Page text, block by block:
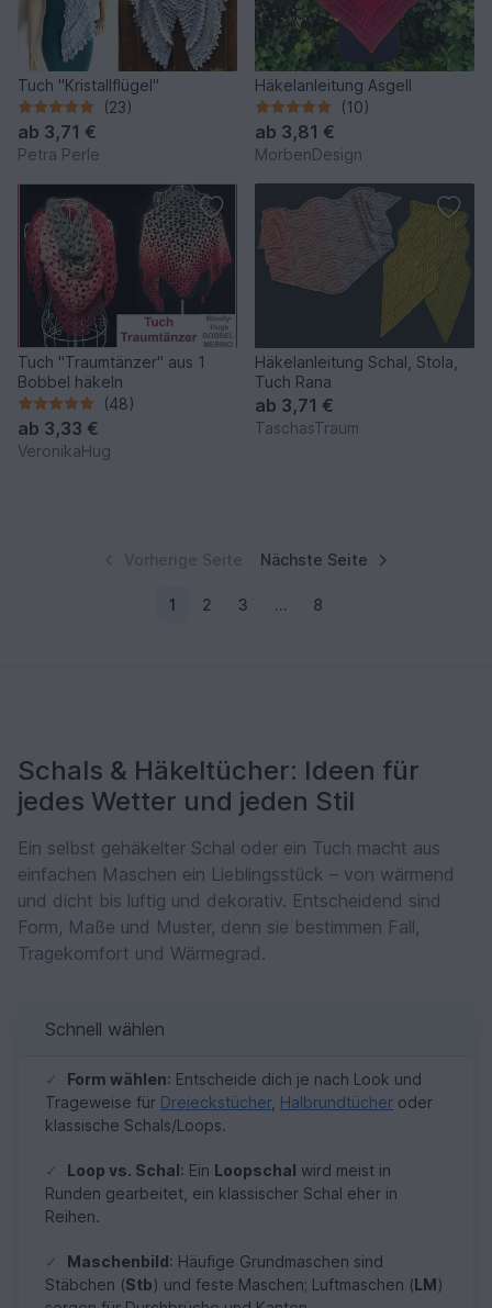
Tuch "Kristallflügel"
(23)
ab 3,71 €
Petra Perle
Häkelanleitung Asgell
(10)
ab 3,81 €
MorbenDesign
Tuch "Traumtänzer" aus 1
Bobbel häkeln
(48)
ab 3,33 €
VeronikaHug
Häkelanleitung Schal, Stola,
Tuch Rana
ab 3,71 €
TaschasTraum
Vorherige Seite Nächste Seite
1 2 3 … 8
Schals & Häkeltücher: Ideen für
jedes Wetter und jeden Stil
Ein selbst gehäkelter Schal oder ein Tuch macht aus
einfachen Maschen ein Lieblingsstück – von wärmend
und dicht bis luftig und dekorativ. Entscheidend sind
Form, Maße und Muster, denn sie bestimmen Fall,
Tragekomfort und Wärmegrad.
Schnell wählen
✓ Form wählen: Entscheide dich je nach Look und
Trageweise für Dreieckstücher, Halbrundtücher oder
klassische Schals/Loops.
✓ Loop vs. Schal: Ein Loopschal wird meist in
Runden gearbeitet, ein klassischer Schal eher in
Reihen.
✓ Maschenbild: Häufige Grundmaschen sind
Stäbchen (Stb) und feste Maschen; Luftmaschen (LM)